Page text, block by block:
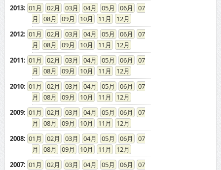
2013: 01 02 03 04 05 06
07
08
09 10 11
12
2012: 01 02 03 04 05 06
07
08
09 10 11
12
2011: 01 02 03 04 05 06
07
08
09 10 11
12
2010: 01 02 03 04 05 06
07
08
09 10 11
12
2009: 01 02 03 04 05 06
07
08
09 10 11
12
2008: 01 02 03 04 05 06
07
08
09 10 11
12
2007: 01 02 03 04 05 06
07